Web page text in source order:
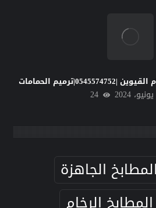
الحمامات
24
الجاهزة